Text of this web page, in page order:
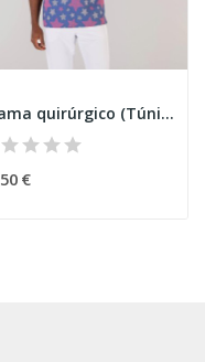
Pijama quirúrgico (Túnica) Estrella
€